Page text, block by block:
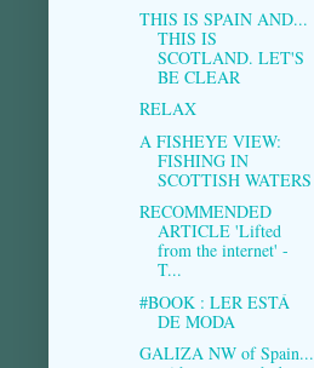
THIS IS SPAIN AND...
THIS IS
SCOTLAND. LET'S
BE CLEAR
RELAX
A FISHEYE VIEW:
FISHING IN
SCOTTISH WATERS
RECOMMENDED
ARTICLE 'Lifted
from the internet' -
T...
#BOOK : LER ESTÁ
DE MODA
GALIZA NW of Spain...